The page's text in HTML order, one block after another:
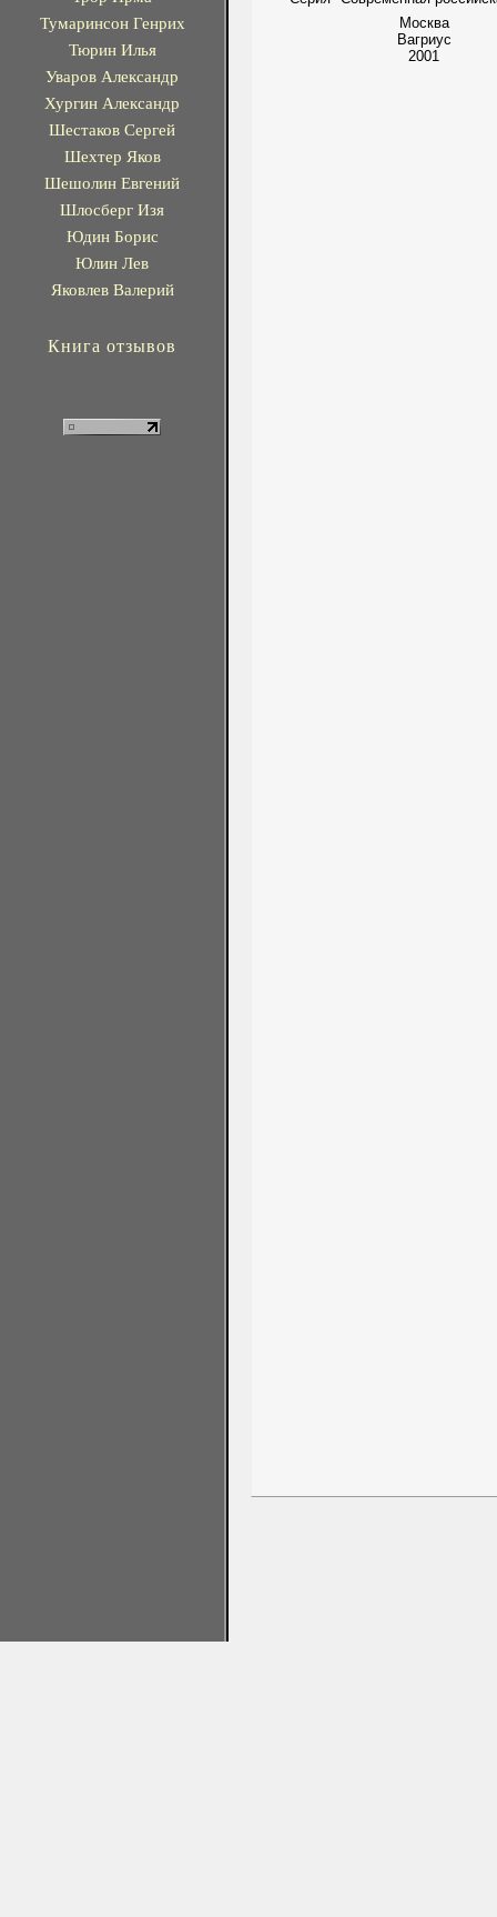
Тумаринсон Генрих
Тюрин Илья
Уваров Александр
Хургин Александр
Шестаков Сергей
Шехтер Яков
Шешолин Евгений
Шлосберг Изя
Юдин Борис
Юлин Лев
Яковлев Валерий
Книга отзывов
Москва
Вагриус
2001